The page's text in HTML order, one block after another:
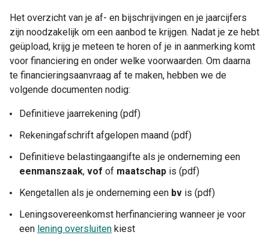
Het overzicht van je af- en bijschrijvingen en je jaarcijfers
zijn noodzakelijk om een aanbod te krijgen. Nadat je ze hebt
geüpload, krijg je meteen te horen of je in aanmerking komt
voor financiering en onder welke voorwaarden. Om daarna
te financieringsaanvraag af te maken, hebben we de
volgende documenten nodig:
Definitieve jaarrekening (pdf)
Rekeningafschrift afgelopen maand (pdf)
Definitieve belastingaangifte als je onderneming een
eenmanszaak, vof of maatschap is (pdf)
Kengetallen als je onderneming een bv is (pdf)
Leningsovereenkomst herfinanciering wanneer je voor
een lening oversluiten kiest